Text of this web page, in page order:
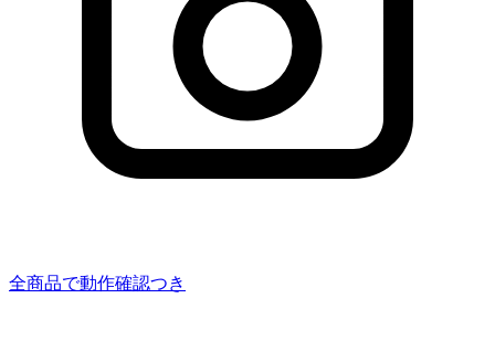
全商品で動作確認つき